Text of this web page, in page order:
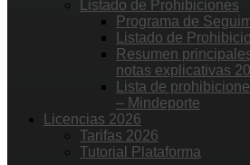
Listado de Prohibiciones
Programa de
Listado de
Resumen
notas explicativas
Lista de
– Mindeporte
Licencias 2026
Tarifas 2026
Tutorial Plataforma